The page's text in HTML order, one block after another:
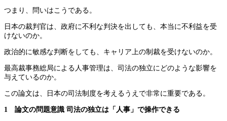
つまり、問いはこうである。
日本の裁判官は、政府に不利な判決を出しても、本当に不利益を受
けないのか。
政治的に敏感な判断をしても、キャリア上の制裁を受けないのか。
最高裁事務総局による人事管理は、司法の独立にどのような影響を
与えているのか。
この論文は、日本の司法制度を考えるうえで非常に重要である。
1 論文の問題意識 司法の独立は「人事」で操作できる